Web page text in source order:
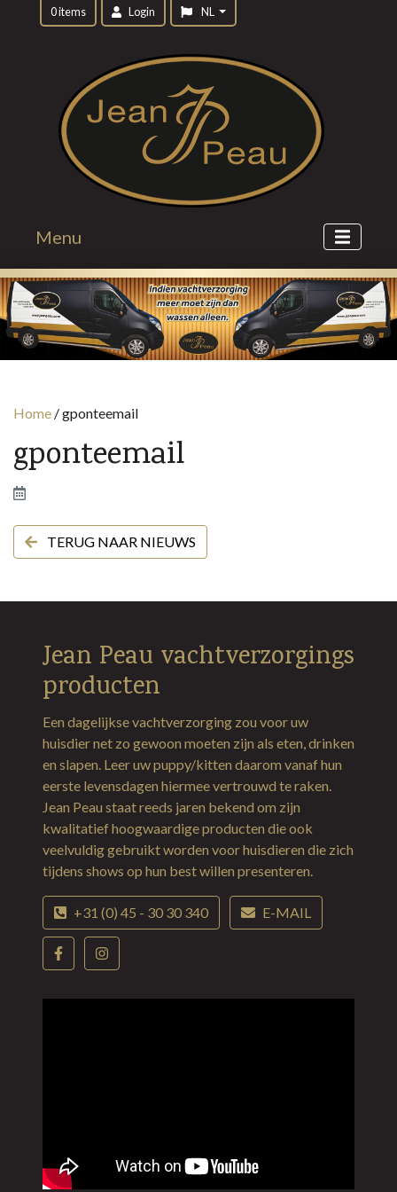
0 items Login NL
Menu
Home /gponteemail
gponteemail
TERUG NAAR NIEUWS
Jean Peau vachtverzorgings
producten
Een dagelijkse vachtverzorging zou voor uw
huisdier net zo gewoon moeten zijn als eten, drinken
en slapen. Leer uw puppy/kitten daarom vanaf hun
eerste levensdagen hiermee vertrouwd te raken.
Jean Peau staat reeds jaren bekend om zijn
kwalitatief hoogwaardige producten die ook
veelvuldig gebruikt worden voor huisdieren die zich
tijdens shows op hun best willen presenteren.
+31 (0) 45 - 30 30 340 E-MAIL